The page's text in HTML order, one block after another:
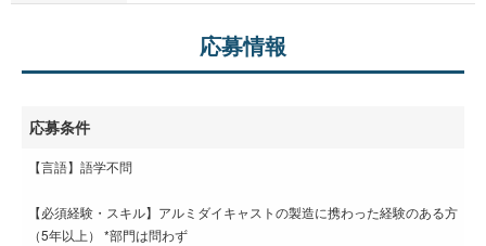
応募情報
応募条件
【言語】語学不問
【必須経験・スキル】アルミダイキャストの製造に携わった経験のある方
（5年以上） *部門は問わず